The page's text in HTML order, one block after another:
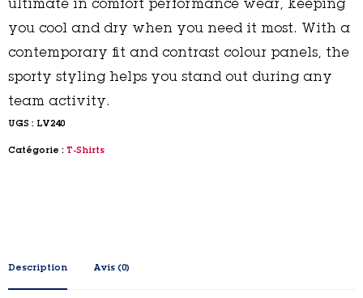
ultimate in comfort performance wear, keeping
you cool and dry when you need it most. With a
contemporary fit and contrast colour panels, the
sporty styling helps you stand out during any
team activity.
UGS : LV240
Catégorie : T-Shirts
Description Avis (0)